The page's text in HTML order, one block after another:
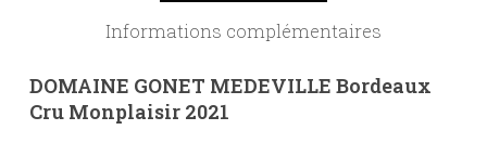
Informations complémentaires
DOMAINE GONET MEDEVILLE Bordeaux
Cru Monplaisir 2021